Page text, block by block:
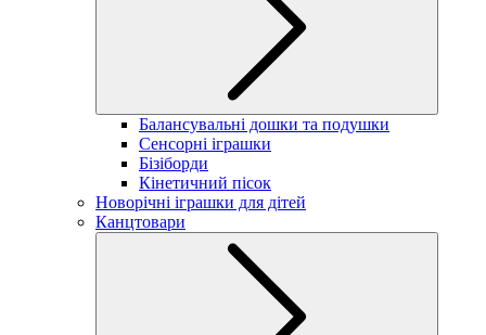
Балансувальні дошки та подушки
Сенсорні іграшки
Бізіборди
Кінетичний пісок
Новорічні іграшки для дітей
Канцтовари